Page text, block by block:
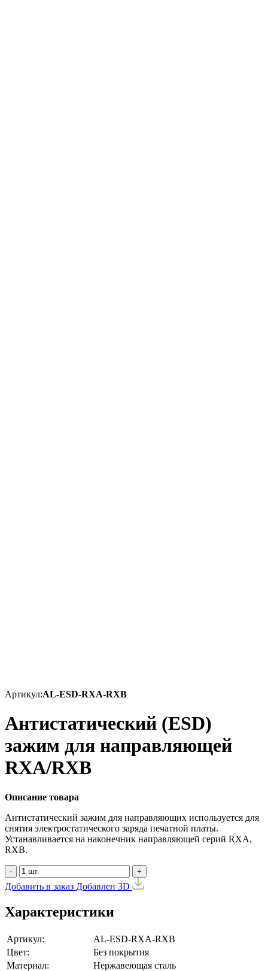
Артикул:AL-ESD-RXA-RXB
Антистатический (ESD)
зажим для направляющей
RXA/RXB
Описание товара
Антистатический зажим для направляющих используется для
снятия электростатического заряда печатной платы.
Устанавливается на наконечник направляющей серий RXA,
RXB.
- +
Добавить в заказ Добавлен 3D
Характеристики
Артикул:
AL-ESD-RXA-RXB
Цвет:
Без покрытия
Материал:
Нержавеющая сталь